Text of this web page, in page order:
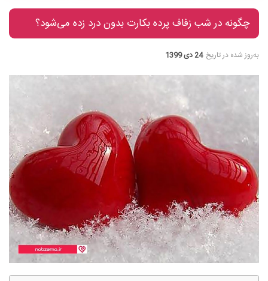
چگونه در شب زفاف پرده بکارت بدون درد زده می‌شود؟
به‌روز شده در تاریخ 24 دی 1399